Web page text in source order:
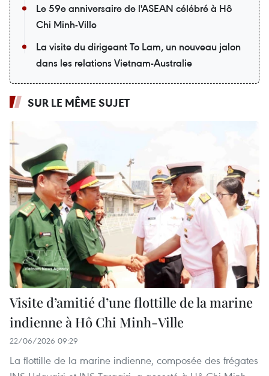
Le 59e anniversaire de l'ASEAN célébré à Hô
Chi Minh-Ville
La visite du dirigeant To Lam, un nouveau jalon
dans les relations Vietnam-Australie
SUR LE MÊME SUJET
Visite d’amitié d’une flottille de la marine
indienne à Hô Chi Minh-Ville
22/06/2026 09:29
La flottille de la marine indienne, composée des frégates